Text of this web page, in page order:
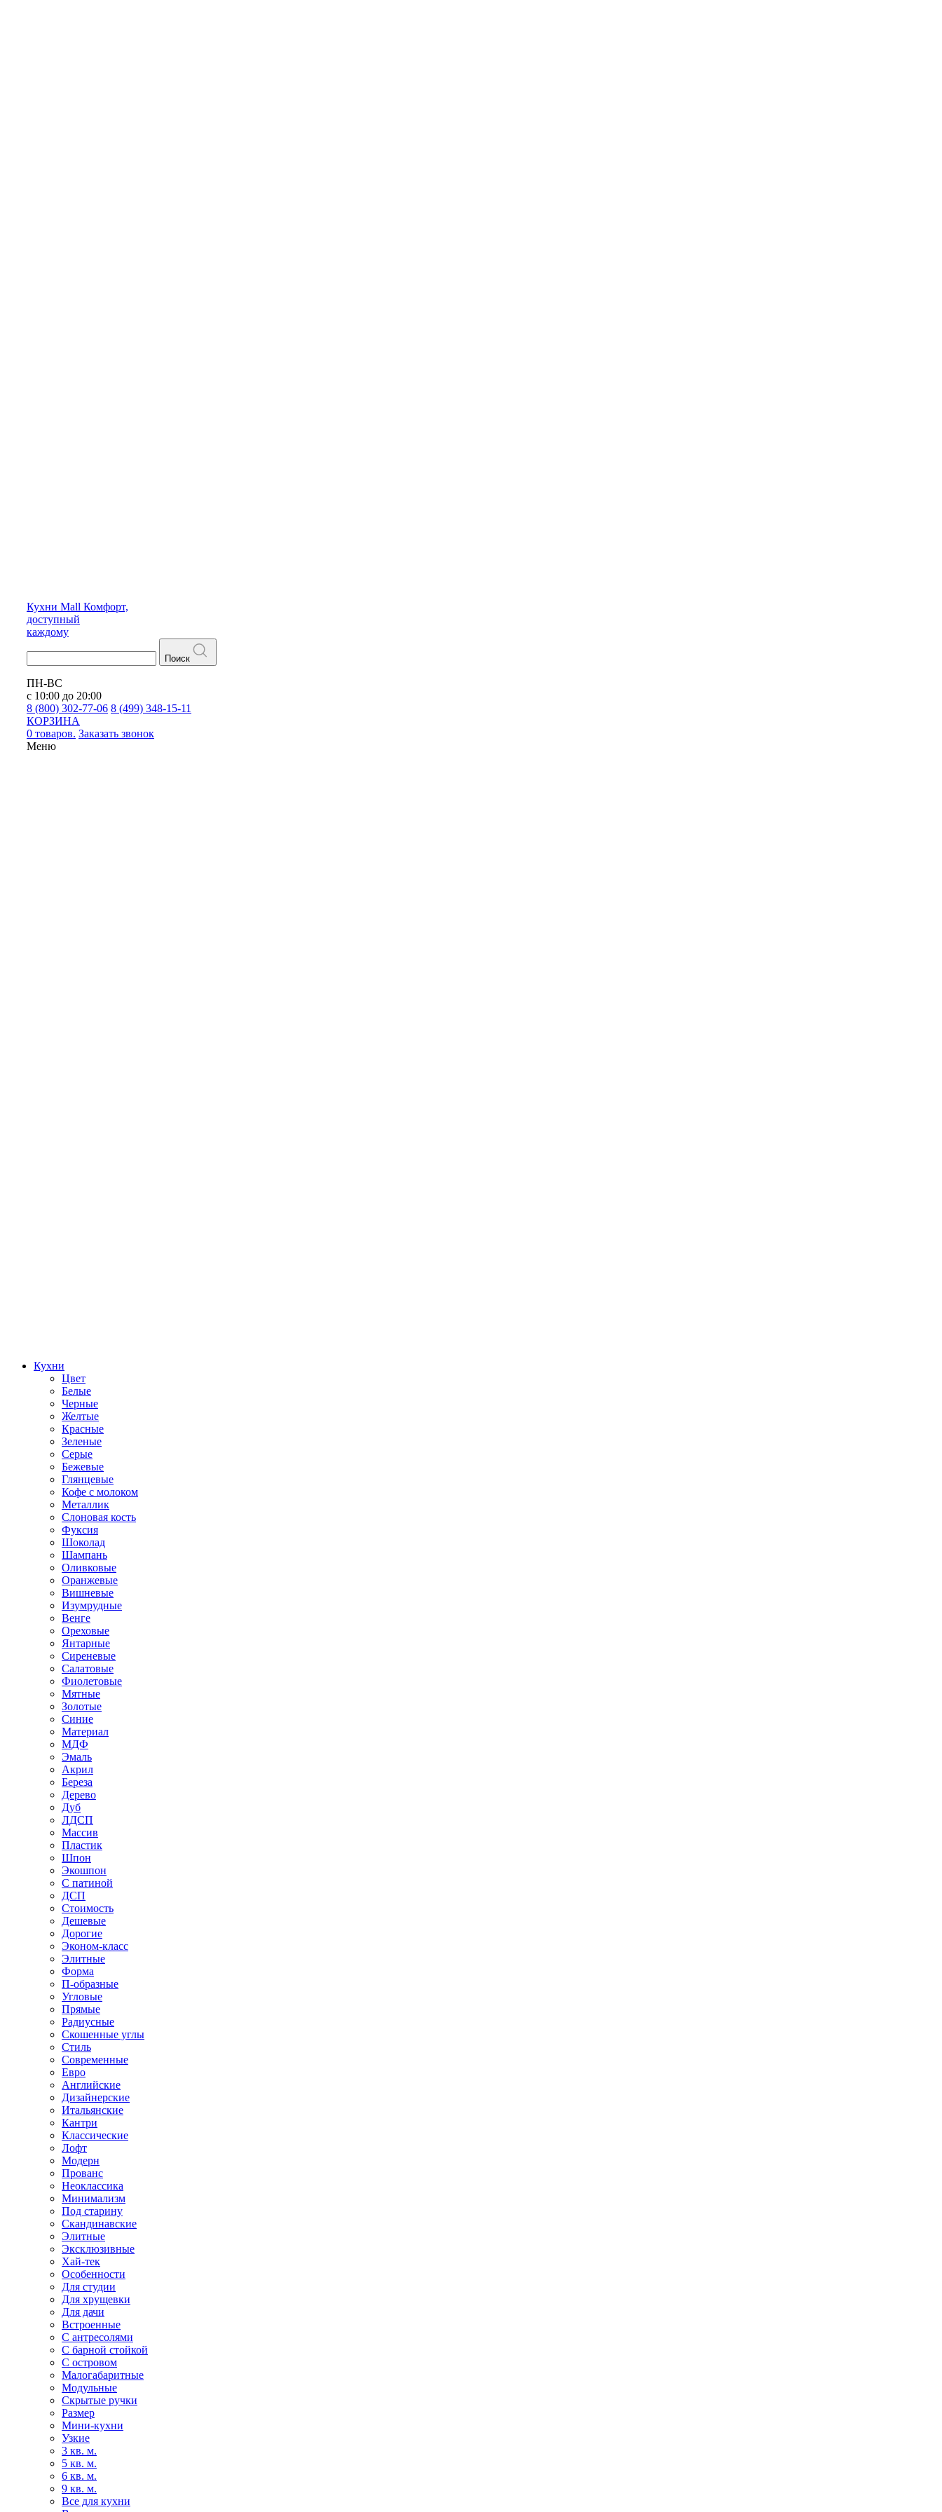
Кухни Mall Комфорт,
доступный
каждому
Поиск
ПН-ВС
с 10:00 до 20:00
8 (800) 302-77-06 8 (499) 348-15-11
КОРЗИНА
0 товаров. Заказать звонок
Меню
Кухни
Цвет
Белые
Черные
Желтые
Красные
Зеленые
Серые
Бежевые
Глянцевые
Кофе с молоком
Металлик
Слоновая кость
Фуксия
Шоколад
Шампань
Оливковые
Оранжевые
Вишневые
Изумрудные
Венге
Ореховые
Янтарные
Сиреневые
Салатовые
Фиолетовые
Мятные
Золотые
Синие
Материал
МДФ
Эмаль
Акрил
Береза
Дерево
Дуб
ЛДСП
Массив
Пластик
Шпон
Экошпон
С патиной
ДСП
Стоимость
Дешевые
Дорогие
Эконом-класс
Элитные
Форма
П-образные
Угловые
Прямые
Радиусные
Скошенные углы
Стиль
Современные
Евро
Английские
Дизайнерские
Итальянские
Кантри
Классические
Лофт
Модерн
Прованс
Неоклассика
Минимализм
Под старину
Скандинавские
Элитные
Эксклюзивные
Хай-тек
Особенности
Для студии
Для хрущевки
Для дачи
Встроенные
С антресолями
С барной стойкой
С островом
Малогабаритные
Модульные
Скрытые ручки
Размер
Мини-кухни
Узкие
3 кв. м.
5 кв. м.
6 кв. м.
9 кв. м.
Все для кухни